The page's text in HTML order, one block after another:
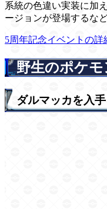
系統の色違い実装に加
ージョンが登場するな
5周年記念イベントの詳
野生のポケ
ダルマッカを入手